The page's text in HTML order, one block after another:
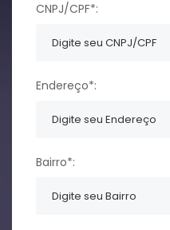
CNPJ/CPF*:
Endereço*:
Bairro*: